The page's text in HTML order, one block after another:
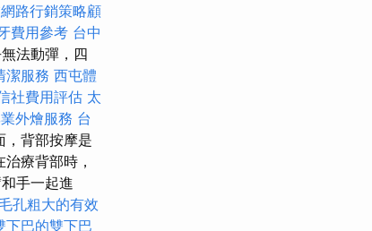
路行銷策略顧
費用參考 台中
法動彈，四
潔服務 西屯體
社費用評估 太
外燴服務 台
，背部按摩是
療背部時，
手一起進
孔粗大的有效
下巴的雙下巴